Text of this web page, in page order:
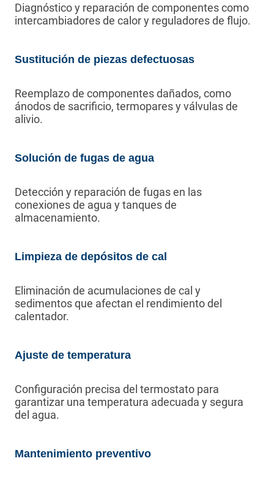
Diagnóstico y reparación de componentes como
intercambiadores de calor y reguladores de flujo.
Sustitución de piezas defectuosas
Reemplazo de componentes dañados, como
ánodos de sacrificio, termopares y válvulas de
alivio.
Solución de fugas de agua
Detección y reparación de fugas en las
conexiones de agua y tanques de
almacenamiento.
Limpieza de depósitos de cal
Eliminación de acumulaciones de cal y
sedimentos que afectan el rendimiento del
calentador.
Ajuste de temperatura
Configuración precisa del termostato para
garantizar una temperatura adecuada y segura
del agua.
Mantenimiento preventivo